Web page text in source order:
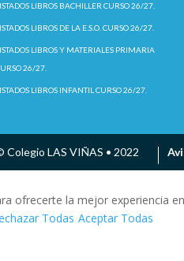
LIBROS BACHILLER CURSO 26/27.
LIBROS DE LA E.S.O. CURSO 26/27.
LIBROS Y MATERIALES PRIMARIA
26/27.
LIBROS INFANTIL CURSO 26/27.
Colegio LAS VIÑAS • 2022
ofrecerte la mejor experiencia
Todas Aceptar Todas